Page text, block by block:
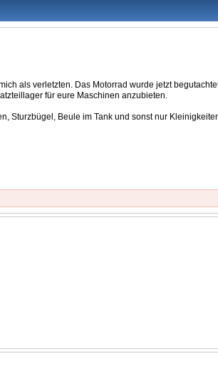
als verletzten. Das Motorrad wurde jetzt
für eure Maschinen anzubieten.
Beule im Tank und sonst nur